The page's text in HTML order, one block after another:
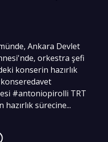
Ankara Devlet
orkestra şefi
konserin hazırlık
#antoniopirolli TRT
sürecine...